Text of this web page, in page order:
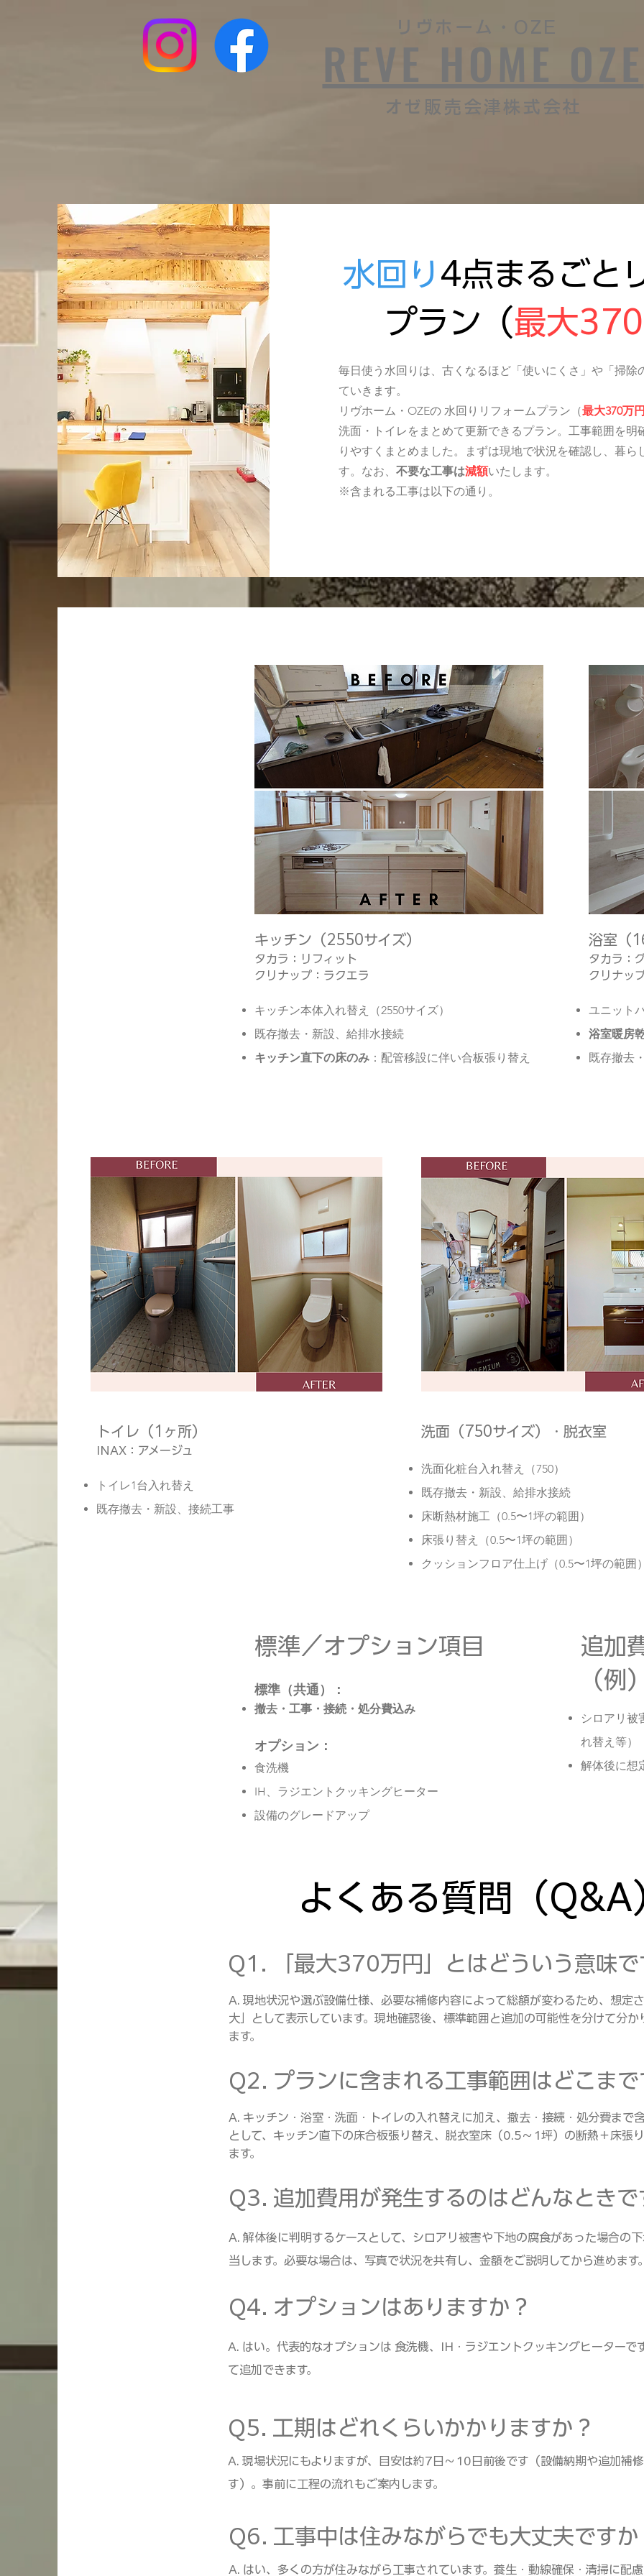
リヴホーム・OZE
REVE HOME OZE
​オゼ販売会津株式会社
水回り 4点まるごと
プラン（最大
毎日使う水回りは、古くなるほど「使いにくさ」や「掃除
ていきます。
リヴホーム・OZEの 水回りリフォームプラン（最大370万
洗面・トイレをまとめて更新できるプラン。工事範囲を明
りやすくまとめました。まずは現地で状況を確認し、暮ら
す。なお、不要な工事は減額いたします。
※含まれる工事は以下の通り。
キッチン（2550サイズ）
タカラ：リフィット
​クリナップ：ラクエラ
キッチン本体入れ替え（2550サイズ）
既存撤去・新設、給排水接続
キッチン直下の床のみ ：配管移設に伴い合板張り替え
浴室（
タカラ：
クリナッ
ユニット
浴室暖房
既存撤去
トイレ（1ヶ所）
​INAX：アメージュ
トイレ1台入れ替え
既存撤去・新設、接続工事
洗面（750サイズ）・脱衣室
洗面化粧台入れ替え（750）
既存撤去・新設、給排水接続
床断熱材施工（0.5〜1坪の範囲）
床張り替え（0.5〜1坪の範囲）
クッションフロア仕上げ（0.5〜1坪の範囲
標準／オプション項目
標準（共通）：
撤去・工事・接続・処分費込み
オプション：
食洗機
IH、ラジエントクッキングヒーター
​設備のグレードアップ
追加
（例
シロアリ被
れ替え等）
解体後に想
よくある質問（Q&A
Q1. 「最大370万円」とはどういう意味で
A. 現地状況や選ぶ設備仕様、必要な補修内容によって総額が変わるため、想定
大」として表示しています。現地確認後、標準範囲と追加の可能性を分けて分か
ます。
Q2. プランに含まれる工事範囲はどこま
A. キッチン・浴室・洗面・トイレの入れ替えに加え、撤去・接続・処分費まで
として、キッチン直下の床合板張り替え、脱衣室床（0.5〜1坪）の断熱＋床張
ます。
Q3. 追加費用が発生するのはどんなときで
A. 解体後に判明するケースとして、シロアリ被害や下地の腐食があった場合の
当します。必要な場合は、写真で状況を共有し、金額をご説明してから進めます
Q4. オプションはありますか？
A. はい。代表的なオプションは 食洗機、IH・ラジエントクッキングヒーターで
て追加できます。
Q5. 工期はどれくらいかかりますか？
A. 現場状況にもよりますが、目安は約7日〜10日前後です（設備納期や追加補
す）。事前に工程の流れもご案内します。
Q6. 工事中は住みながらでも大丈夫ですか
A. はい、多くの方が住みながら工事されています。養生・動線確保・清掃に配